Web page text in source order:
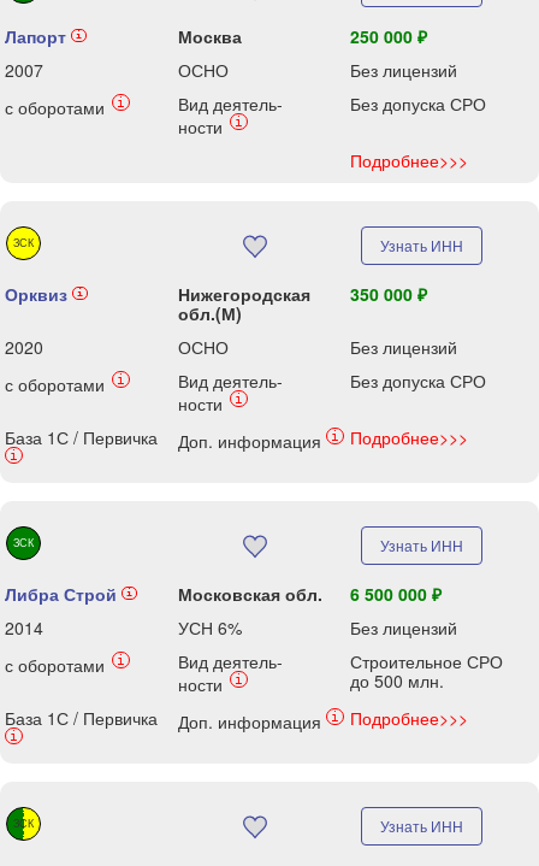
Лапорт i Москва
250 000 ₽
2007
ОСНО
Без лицензий
с оборотами
i
Вид деятель-
ности
i
Без допуска СРО
Подробнее>>>
ЗСК Узнать ИНН
Орквиз i
Нижегородская
обл.(М)
350 000 ₽
2020 ОСНО
Без лицензий
с оборотами
i
Вид деятель-
ности
i
Без допуска СРО
База 1С / Первичка
i
Доп. информация i Подробнее>>>
ЗСК Узнать ИНН
Либра Строй i Московская обл.
6 500 000 ₽
2014
УСН 6%
Без лицензий
с оборотами
i
Вид деятель-
ности
i
Строительное СРО
до 500 млн.
База 1С / Первичка
i
Доп. информация i Подробнее>>>
ЗСК Узнать ИНН